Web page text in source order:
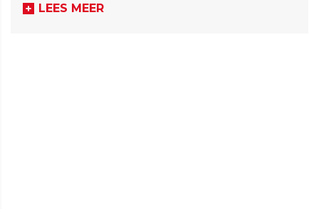
LEES MEER